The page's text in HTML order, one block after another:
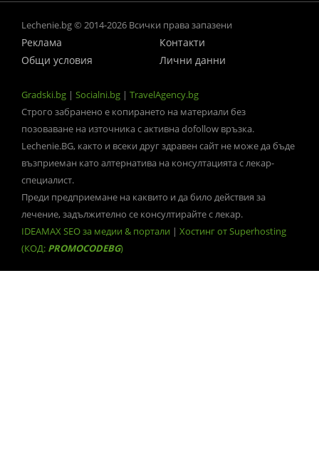
Lechenie.bg © 2014-2026 Всички права запазени
Реклама
Контакти
Общи условия
Лични данни
Gradski.bg | Socialni.bg | TravelAgency.bg
Строго забранено е копирането на материали без
позоваване на източника с активна dofollow връзка.
Lechenie.BG, както и всеки друг здравен сайт не може да бъде
възприеман като алтернатива на консултацията с лекар-
специалист.
Преди предприемане на каквито и да било действия за
лечение, задължително се консултирайте с лекар.
IDEAMAX SEO за медии & портали | Хостинг от Superhosting
(КОД: PROMOCODEBG)